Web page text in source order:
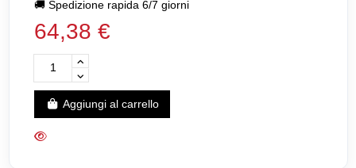
🚚Spedizione rapida 6/7 giorni
64,38 €
Aggiungi al carrello